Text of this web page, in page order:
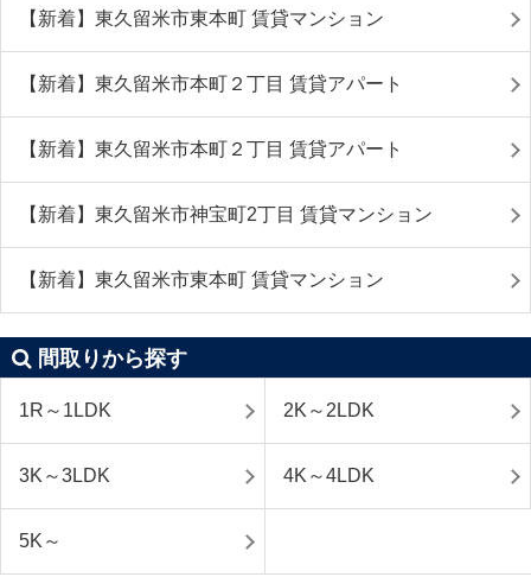
【新着】東久留米市東本町 賃貸マンション
【新着】東久留米市本町２丁目 賃貸アパート
【新着】東久留米市本町２丁目 賃貸アパート
【新着】東久留米市神宝町2丁目 賃貸マンション
【新着】東久留米市東本町 賃貸マンション
間取りから探す
1R～1LDK 2K～2LDK
3K～3LDK 4K～4LDK
5K～